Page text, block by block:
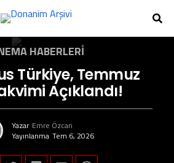
HABERLERI
Türkiye, Temmuz
Açıklandı!
Yazar Emre Özcan
Yayınlanma Tem 6, 2026